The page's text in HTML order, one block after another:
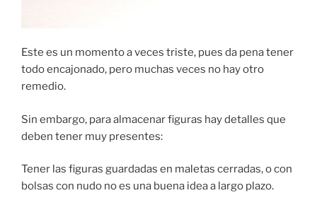
Este es un momento a veces triste, pues da pena tener
todo encajonado, pero muchas veces no hay otro
remedio.
Sin embargo, para almacenar figuras hay detalles que
deben tener muy presentes:
Tener las figuras guardadas en maletas cerradas, o con
bolsas con nudo no es una buena idea a largo plazo.